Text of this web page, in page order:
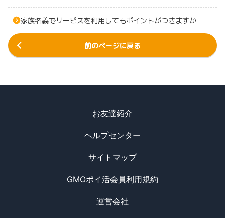
家族名義でサービスを利用してもポイントがつきますか
前のページに戻る
お友達紹介
ヘルプセンター
サイトマップ
GMOポイ活会員利用規約
運営会社